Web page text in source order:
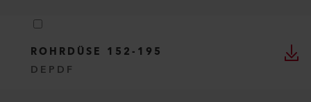
ROHRDÜSE 152-195
DE PDF